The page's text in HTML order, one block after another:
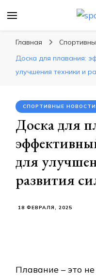
спортивных
диеты,
Главная
Доска для плавания:
улучшения техники и
СПОРТИВНЫЕ НОВОСТИ
Доска для
для
развития
18 ФЕВРАЛЯ, 2025
Плавание – это